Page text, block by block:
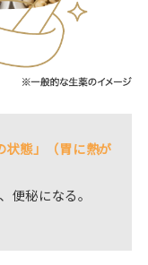
状態」（胃に熱が
便秘になる。